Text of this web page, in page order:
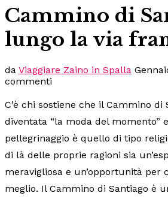
Cammino di
lungo la via
da Viaggiare Zaino in Spalla
commenti
C’è chi sostiene che il Cammino di
diventata “la moda del momento”
pellegrinaggio è quello di tipo
di là delle proprie ragioni sia
meravigliosa e un’opportunità per
meglio. Il Cammino di Santiago è